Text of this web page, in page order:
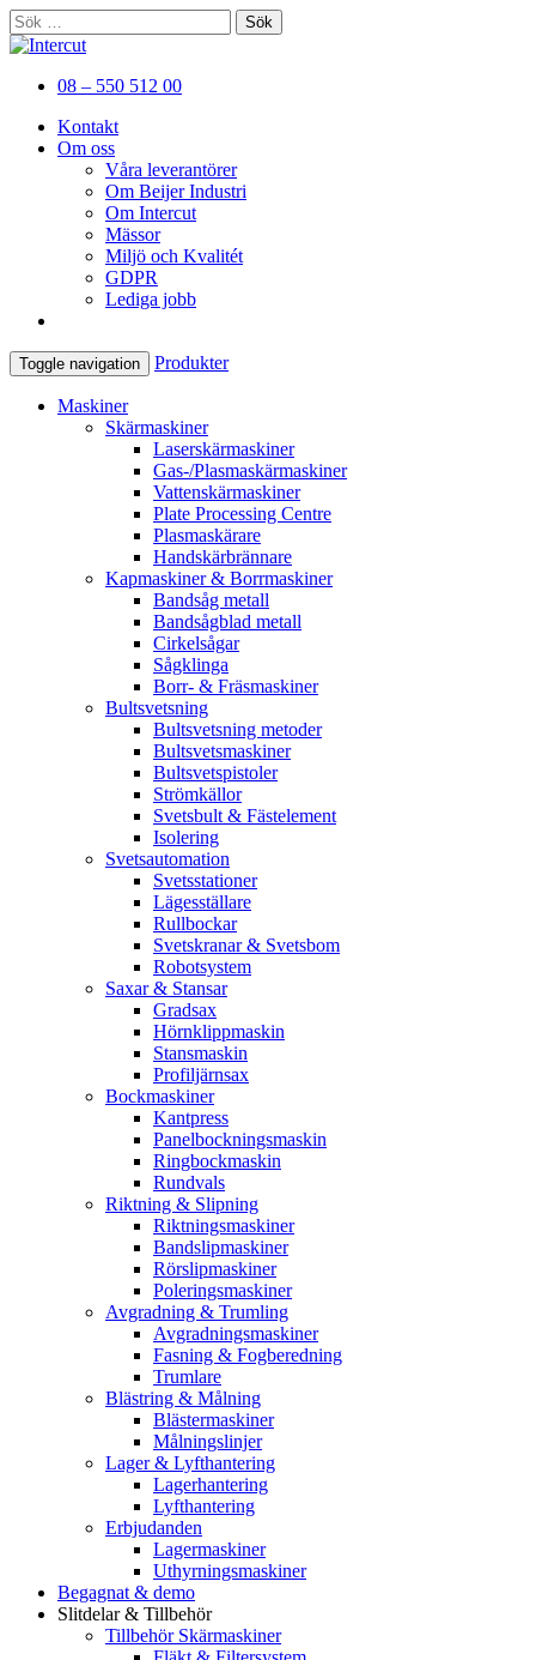
Sök
efter:
Intercut
Er kompletta leverantör av
08 – 550 512 00
Kontakt
Om oss
Våra leverantörer
Om Beijer Industri
Om Intercut
Mässor
Miljö och Kvalitét
GDPR
Lediga jobb
Toggle navigation Produkter
Maskiner
Skärmaskiner
Laserskärmaskiner
Gas-/Plasmaskärmaskiner
Vattenskärmaskiner
Plate Processing Centre
Plasmaskärare
Handskärbrännare
Kapmaskiner & Borrmaskiner
Bandsåg metall
Bandsågblad metall
Cirkelsågar
Sågklinga
Borr- & Fräsmaskiner
Bultsvetsning
Bultsvetsning metoder
Bultsvetsmaskiner
Bultsvetspistoler
Strömkällor
Svetsbult & Fästelement
Isolering
Svetsautomation
Svetsstationer
Lägesställare
Rullbockar
Svetskranar & Svetsbom
Robotsystem
Saxar & Stansar
Gradsax
Hörnklippmaskin
Stansmaskin
Profiljärnsax
Bockmaskiner
Kantpress
Panelbockningsmaskin
Ringbockmaskin
Rundvals
Riktning & Slipning
Riktningsmaskiner
Bandslipmaskiner
Rörslipmaskiner
Poleringsmaskiner
Avgradning & Trumling
Avgradningsmaskiner
Fasning & Fogberedning
Trumlare
Blästring & Målning
Blästermaskiner
Målningslinjer
Lager & Lyfthantering
Lagerhantering
Lyfthantering
Erbjudanden
Lagermaskiner
Uthyrningsmaskiner
Begagnat & demo
Slitdelar & Tillbehör
Tillbehör Skärmaskiner